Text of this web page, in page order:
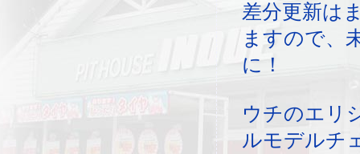
差分更新は
ますので、
に！
ウチのエリ
ルモデルチ